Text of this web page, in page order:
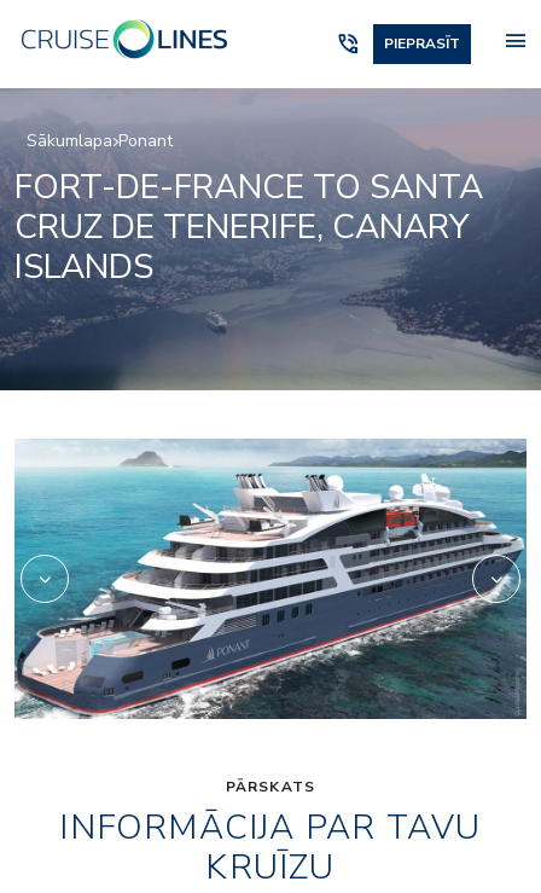
phone_in_talk PIEPRASĪT menu
Sākumlapa Ponant
FORT-DE-FRANCE TO SANTA
CRUZ DE TENERIFE, CANARY
ISLANDS
Image
PĀRSKATS
INFORMĀCIJA PAR TAVU
KRUĪZU